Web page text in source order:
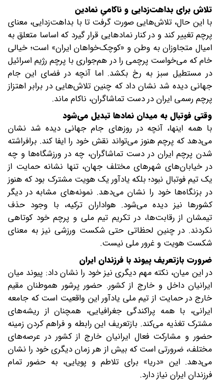
تلاش برای بداهت‌زدایی و ناکامیِ نمادین
با این حال، تلاش‌هایی صورت گرفت تا با بداهت‌زدایی، معنای
پرچم تغییر کند و در کنار نمادهایی قرار گیرد که اساسا متعلق به
امیال متجاوزان به وطن و «کوچک‌خواهان ایران» است؛ خیالی
خام که می‌خواست پرچمی را در هم‌جواری با پرچم رژیم اسرائیل
در مستطیل سبز به رخ بکشد. اما آنچه در فضای این جام
جهانی دیده شد نشان داد که چنین تلاش‌هایی در برابر اهتزاز
پرچم رسمی ایران در دست تماشاگران، ناکام ماند.
وقتی فوتبال به میدان نمادها تبدیل می‌شود
با همه اینها، آنچه در روزهای جام جهانی دیده شد نشان
می‌دهد که پرچم هنوز می‌تواند نقش خود را ایفا کند. برافراشته
شدن پرچم ایران در دست تماشاگران، چه در ورزشگاه‌ها و چه
در خیابان‌های شهرهای مختلف جهان، تنها نشانه حمایت از
یک تیم فوتبال نبود؛ بلکه یادآور یک هویت مشترک بود که هنوز
در بزنگاه‌ها خود را نشان می‌دهد. نمونه‌های مشابه در دیگر
کشورها نیز دیده می‌شود. هواداران ترکیه، با وجود حذف
تیمشان از رقابت‌ها، در تکریم تیم ملی و پرچم خود کوتاهی
نکردند. در چنین لحظاتی حتی شکست ورزشی نیز به معنای
شکست هویت و غرور ملی نیست.
ضرورت بازتعریف پیوند با فرزندان ایران
در این میان، نکته مهم دیگری نیز خود را نشان داد: پیوند میان
ایرانیان داخل و خارج از کشور. حضور پرشور هموطنان مقیم
خارج در حمایت از تیم ملی یادآور این واقعیت است که جامعه
ایرانی، با همه پراکندگی جغرافیایی، همچنان از ریشه‌های
مشترک تغذیه می‌کند. بازتعریف این رابطه و فراهم کردن زمینه
حضور و مشارکت فعال ایرانیان خارج از کشور در عرصه‌های
مختلف، ضرورتی است که بیش از هر زمان دیگری خود را نشان
می‌دهد. این «دریا» برای تلاطم و پویایی، به حضور تمام
فرزندان ایران نیاز دارد.